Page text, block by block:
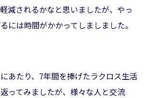
減されるかなと思いましたが、やっ
には時間がかかってしましました。
あたり、7年間を捧げたラクロス生活
ってみましたが、様々な人と交流